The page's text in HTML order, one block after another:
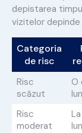
depistarea
vizitelor depinde
Categoria
de risc
Risc
scăzut
O
Risc
moderat